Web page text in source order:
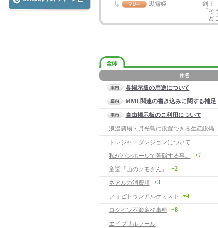
黒雪姫
剣士
「
ど
各掲示板の用途について
MML関連の書き込みに関する補足
自由掲示板のご利用について
浪漫農場・月光島に設置できる生産設備
トレジャーダンジョンについて
私がバンホールで苦悩する事。
+7
童謡「山のクモさん」 +2
ネアルの消費順 +3
フォビドゥンアルケミスト +4
ログイン不能多発事態 +8
エイプリルフール